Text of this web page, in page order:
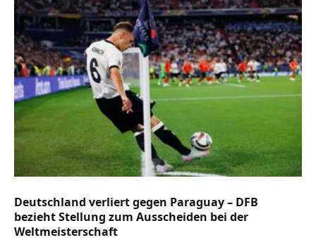
Deutschland verliert gegen Paraguay – DFB
bezieht Stellung zum Ausscheiden bei der
Weltmeisterschaft